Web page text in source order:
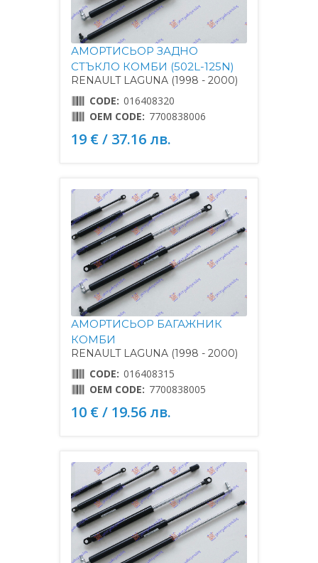
АМОРТИСЬОР ЗАДНО
СТЪКЛО КОМБИ (502L-125N)
RENAULT LAGUNA (1998 - 2000)
CODE: 016408320
OEM CODE: 7700838006
19 € / 37.16 лв.
АМОРТИСЬОР БАГАЖНИК
КОМБИ
RENAULT LAGUNA (1998 - 2000)
CODE: 016408315
OEM CODE: 7700838005
10 € / 19.56 лв.